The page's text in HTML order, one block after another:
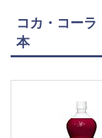
コカ・コー
本